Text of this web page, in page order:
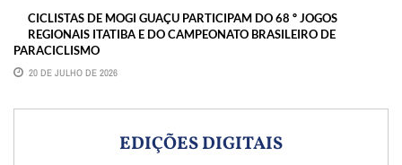
CICLISTAS DE MOGI GUAÇU PARTICIPAM DO 68 º JOGOS
REGIONAIS ITATIBA E DO CAMPEONATO BRASILEIRO DE
PARACICLISMO
20 DE JULHO DE 2026
EDIÇÕES DIGITAIS